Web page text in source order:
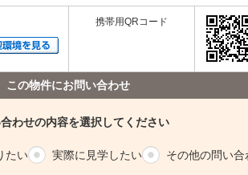
携帯用QRコード
この物件にお問い合わせ
わせの内容を選択してください
たい 実際に 見学したい その他の問い合